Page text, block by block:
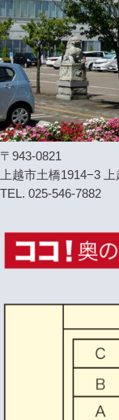
〒943-0821
上越市土橋1914−3
TEL. 025-546-7882